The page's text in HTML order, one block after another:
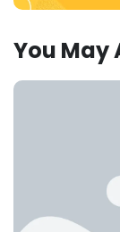
You May